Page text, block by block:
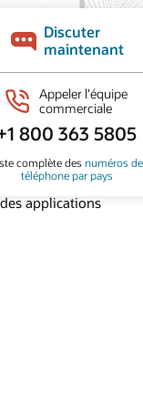
Marketing
d’unifier les
marketing et
applications